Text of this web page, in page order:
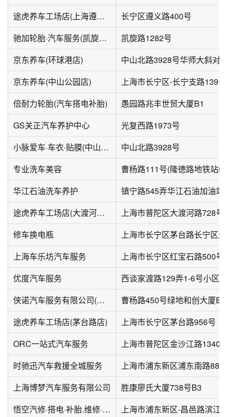
途虎养车工场店(上海遵义路店)
长宁区遵义路400号
驰加轮胎·汽车服务(凯旋路店)
凯旋路1282号
京东养车(环球港店)
中山北路3928号华师大斜对
京东养车(中山公园店)
上海市长宁区-长宁支路139号
倍耐力轮胎(汽车搭电补胎)
愚园路兆丰世贸大厦B1
GS关正汽车养护中心
光复西路1973号
小脉爱车·车衣·贴膜(中山北路店)
中山北路3928号
专业洗车美容
曹杨路111号(隆德路地铁站5
华江石油洗车养护
途虎养车工场店(大渡河路店)
上海市普陀区大渡河路728号
修车换电瓶
上海车乐坊汽车服务
优度汽车服务
西谈家渡路129弄1-6号小区
侠诺汽车服务有限公司(普陀店)
曹杨路450号绿地和创大厦
途虎养车工场店(茅台路店)
上海市长宁区茅台路956号
ORC一站式汽车服务
上海市普陀区金沙江路1340
时驰迅汽车救援全城服务
上海市浦东新区浦东南路
上海博梦汽车服务有限公司
胜康廖氏大厦738号B3
悟空汽修·搭电·补胎.维修·救援服务站
上海市浦东新区-昌邑路滨江